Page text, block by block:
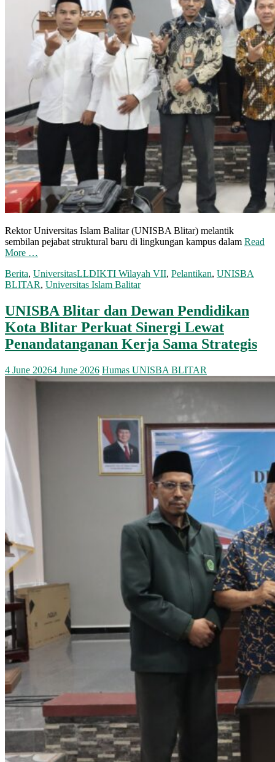
Rektor Universitas Islam Balitar (UNISBA Blitar) melantik
sembilan pejabat struktural baru di lingkungan kampus dalam Read
More …
Berita, UniversitasLLDIKTI Wilayah VII, Pelantikan, UNISBA
BLITAR, Universitas Islam Balitar
UNISBA Blitar dan Dewan Pendidikan
Kota Blitar Perkuat Sinergi Lewat
Penandatanganan Kerja Sama Strategis
4 June 20264 June 2026 Humas UNISBA BLITAR